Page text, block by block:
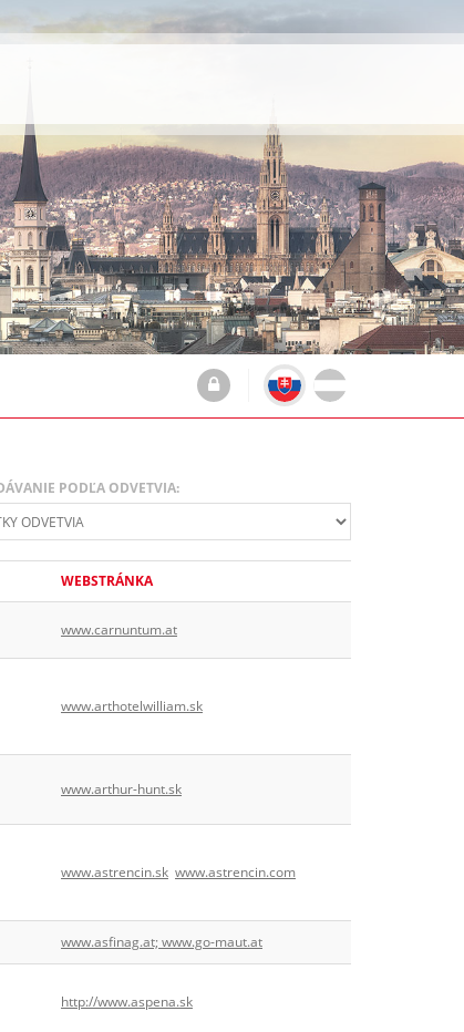
PODĽA ODVETVIA:
WEBSTRÁNKA
www.carnuntum.at
www.arthotelwilliam.sk
www.arthur-hunt.sk
www.astrencin.sk www.astrencin.com
www.asfinag.at; www.go-maut.at
http://www.aspena.sk